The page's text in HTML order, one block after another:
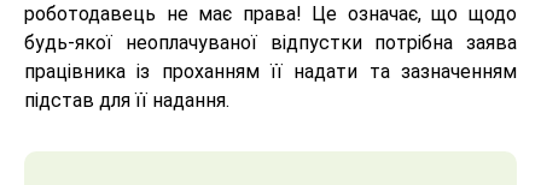
роботодавець не має права! Це означає, що щодо
будь-якої неоплачуваної відпустки потрібна заява
працівника із проханням її надати та зазначенням
підстав для її надання.